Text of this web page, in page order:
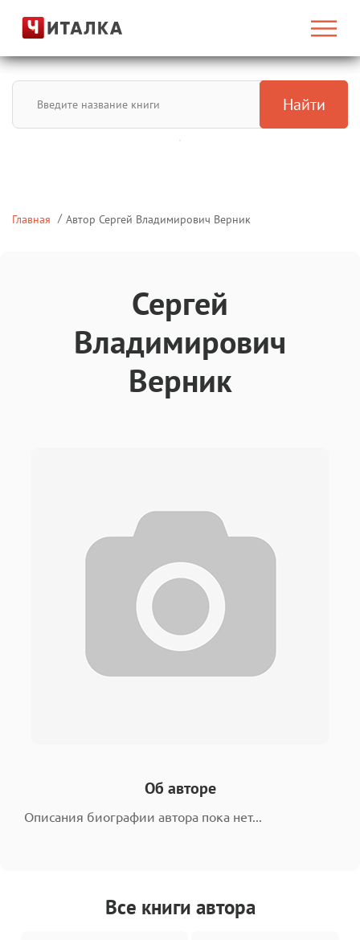
Найти
Главная Автор Сергей Владимирович Верник
Сергей
Владимирович
Верник
Об авторе
Описания биографии автора пока нет...
Все книги автора